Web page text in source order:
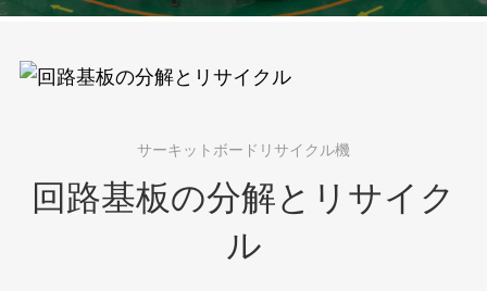
サーキットボードリサイクル機
回路基板の分解とリサイク
ル